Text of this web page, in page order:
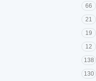
66
21
19
12
138
130